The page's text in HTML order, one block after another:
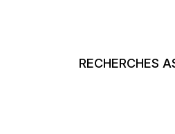
RECHERCHES